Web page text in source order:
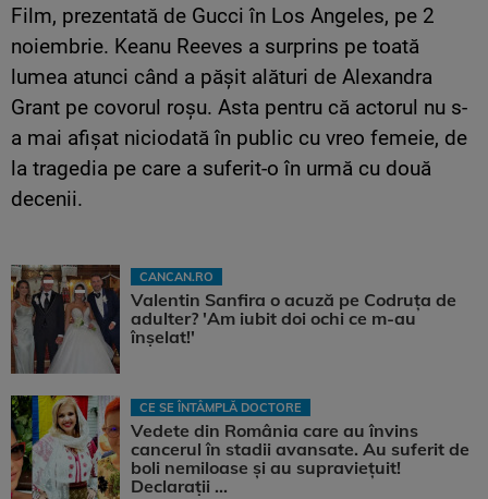
Film, prezentată de Gucci în Los Angeles, pe 2
noiembrie. Keanu Reeves a surprins pe toată
lumea atunci când a pășit alături de Alexandra
Grant pe covorul roșu. Asta pentru că actorul nu s-
a mai afișat niciodată în public cu vreo femeie, de
la tragedia pe care a suferit-o în urmă cu două
decenii.
CANCAN.RO
Valentin Sanfira o acuză pe Codruța de
adulter? 'Am iubit doi ochi ce m-au
înșelat!'
CE SE ÎNTÂMPLĂ DOCTORE
Vedete din România care au învins
cancerul în stadii avansate. Au suferit de
boli nemiloase şi au supravieţuit!
Declarații ...